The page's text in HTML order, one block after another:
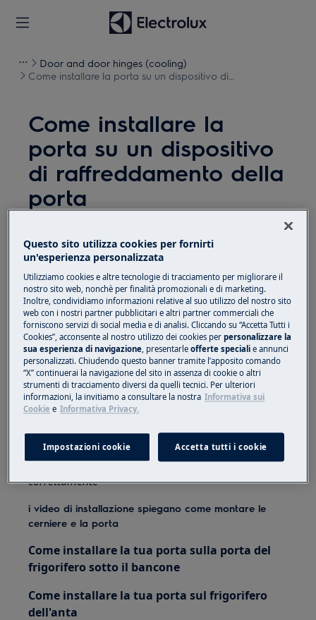
Door and door hinges (cooling)
Come installare la porta su un dispositivo di
Come installare la
porta su un dispositivo
di raffreddamento della
porta
Prima di qualsiasi operazione di manutenzione,
disattivare l'apparecchiatura e scollegare la spina di
alimentazione dalla presa.
Fare sempre attenzione quando si spostano
apparecchi, per apparecchi pesanti sono necessarie
due persone per spostarli.
Utilizzare sempre guanti di sicurezza e calzature
chiuse.
Si prega di notare che l'auto-riparazione o la
riparazione non professionale possono avere
conseguenze sulla sicurezza se non eseguite
correttamente
i video di installazione spiegano come montare le
cerniere e la porta
Come installare la tua porta sulla porta del
frigorifero sotto il bancone
Come installare la tua porta sul frigorifero
dell'anta
Questo sito utilizza cookies per fornirti
un'esperienza personalizzata
Utilizziamo cookies e altre tecnologie di tracciamento per migliorare il
nostro sito web, nonchè per finalità promozionali e di marketing.
Inoltre, condividiamo informazioni relative al suo utilizzo del nostro sito
web con i nostri partner pubblicitari e altri partner commerciali che
forniscono servizi di social media e di analisi. Cliccando su “Accetta Tutti i
Cookies”, acconsente al nostro utilizzo dei cookies perpersonalizzare la
sua esperienza di navigazione, presentarleofferte speciali e annunci
personalizzati. Chiudendo questo banner tramite l’apposito comando
“X” continuerai la navigazione del sito in assenza di cookie o altri
strumenti di tracciamento diversi da quelli tecnici. Per ulteriori
informazioni, la invitiamo a consultare la nostra Informativa sui
Cookie e Informativa Privacy.
Impostazioni cookie Accetta tutti i cookie